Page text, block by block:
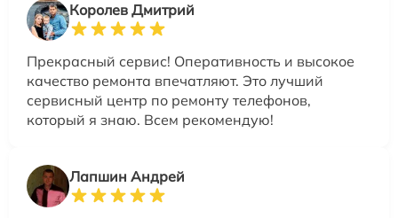
Королев Дмитрий
Прекрасный сервис! Оперативность и высокое
качество ремонта впечатляют. Это лучший
сервисный центр по ремонту телефонов,
который я знаю. Всем рекомендую!
Лапшин Андрей